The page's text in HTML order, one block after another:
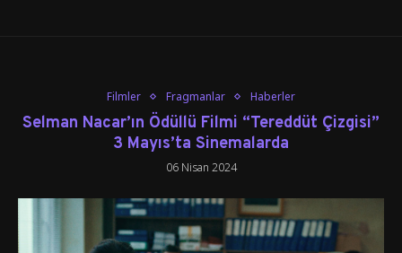
Filmler Fragmanlar Haberler
Selman Nacar’ın Ödüllü Filmi “Tereddüt Çizgisi”
3 Mayıs’ta Sinemalarda
06 Nisan 2024